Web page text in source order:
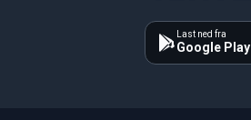
Last ned fra
Google Play